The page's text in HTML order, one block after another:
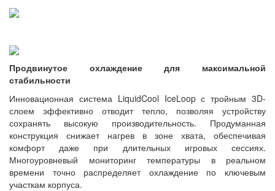
Продвинутое охлаждение для максимальной
стабильности
Инновационная система LiquidCool IceLoop с тройным 3D-
слоем эффективно отводит тепло, позволяя устройству
сохранять высокую производительность. Продуманная
конструкция снижает нагрев в зоне хвата, обеспечивая
комфорт даже при длительных игровых сессиях.
Многоуровневый мониторинг температуры в реальном
времени точно распределяет охлаждение по ключевым
участкам корпуса.